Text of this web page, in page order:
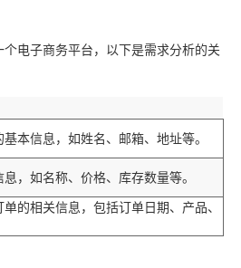
电子商务平台，以下是需求分析的关
本信息，如姓名、邮箱、地址等。
，如名称、价格、库存数量等。
的相关信息，包括订单日期、产品、